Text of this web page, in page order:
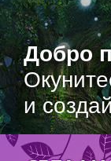
Добро
и